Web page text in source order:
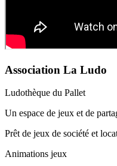
Association La Ludo
Ludothèque du Pallet
Un espace de jeux et de
Prêt de jeux de société et
Animations jeux